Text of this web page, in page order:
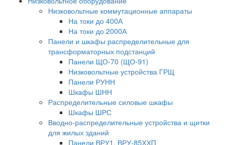
Низковольтные коммутационные аппараты
На токи до 400А
На токи до 2000А
Панели и шкафы распределительные для
трансформаторных подстанций
Панели ЩО-70 (ЩО-91)
Низковольтные устройства ГРЩ
Панели РУНН
Шкафы ШНН
Распределительные силовые шкафы
Шкафы ШРС
Вводно-распределительные устройства и щитки
для жилых зданий
Панели ВРУ1, ВРУ-85ХХП